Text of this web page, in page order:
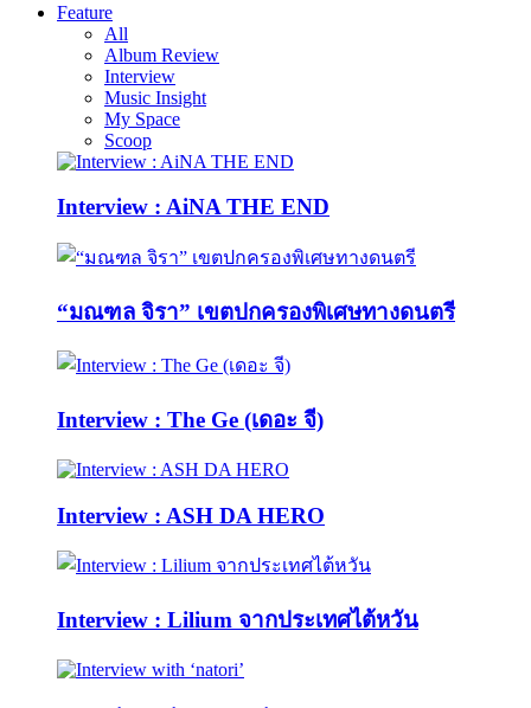
Feature
All
Album Review
Interview
Music Insight
My Space
Scoop
Interview : AiNA THE END
“มณฑล จิรา” เขตปกครองพิเศษทางดนตรี
Interview : The Ge (เดอะ จี)
Interview : ASH DA HERO
Interview : Lilium จากประเทศไต้หวัน